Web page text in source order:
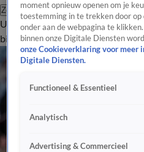
Zoeken
UitzendingenVandaag InsideDe
bijwonen
moment opnieuw openen om je
toestemming in te trekken door
onder aan de webpagina te
binnen onze Digitale Diensten
onze Cookieverklaring voor meer
Digitale Diensten.
Functioneel & Essentieel
Analytisch
Advertising & Commercieel